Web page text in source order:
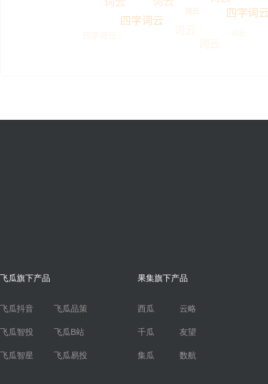
飞瓜旗下产品
飞瓜抖音 飞瓜品策
飞瓜智投 飞瓜B站
飞瓜智星 飞瓜易投
果集旗下产品
西瓜 云略
千瓜 友望
集瓜 数航